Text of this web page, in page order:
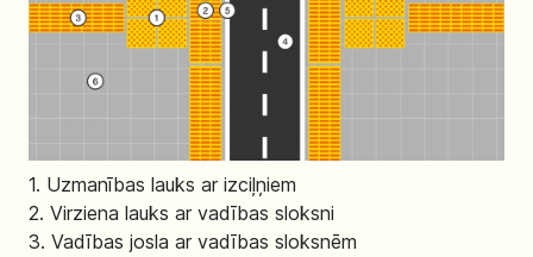
1. Uzmanības lauks ar izciļņiem
2. Virziena lauks ar vadības sloksni
3. Vadības josla ar vadības sloksnēm